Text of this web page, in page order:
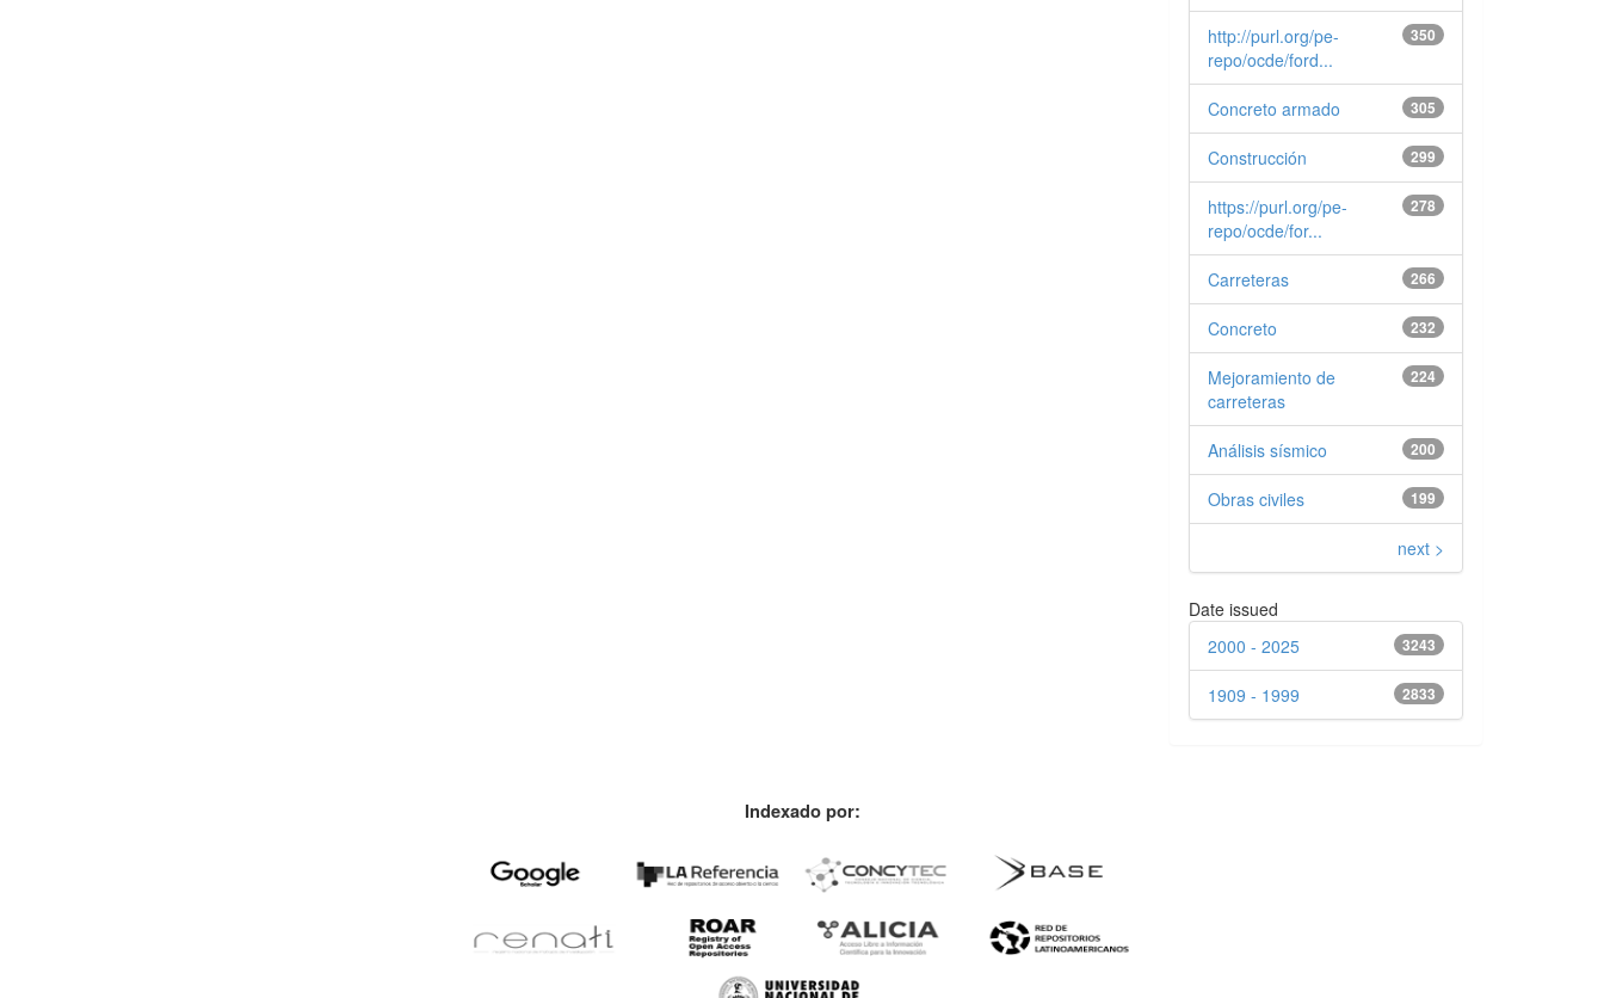
350
http://purl.org/pe-
repo/ocde/ford...
305
Concreto armado
299
Construcción
278
https://purl.org/pe-
repo/ocde/for...
266
Carreteras
232
Concreto
224
Mejoramiento de
carreteras
200
Análisis sísmico
199
Obras civiles
next >
Date issued
3243
2000 - 2025
2833
1909 - 1999
Indexado por: